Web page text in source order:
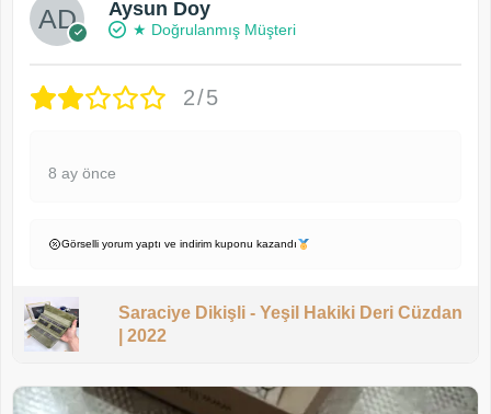
Aysun Doy
★ Doğrulanmış Müşteri
2/5
8 ay önce
Görselli yorum yaptı ve indirim kuponu kazandı
Saraciye Dikişli - Yeşil Hakiki Deri Cüzdan
| 2022